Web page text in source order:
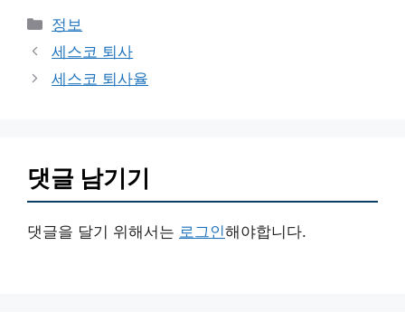
카
테
리
정보
세스코 퇴사
세스코 퇴사율
댓글 남기기
댓글을 달기 위해서는 로그인해야합니다.